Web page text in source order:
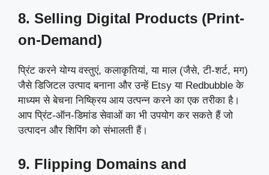
8. Selling Digital Products (Print-
on-Demand)
प्रिंट करने योग्य वस्तुएं, कलाकृतियां, या माल (जैसे, टी-शर्ट, मग)
जैसे डिजिटल उत्पाद बनाना और उन्हें Etsy या Redbubble के
माध्यम से बेचना निष्क्रिय आय उत्पन्न करने का एक तरीका है।
आप प्रिंट-ऑन-डिमांड सेवाओं का भी उपयोग कर सकते हैं जो
उत्पादन और शिपिंग को संभालती हैं।
9. Flipping Domains and